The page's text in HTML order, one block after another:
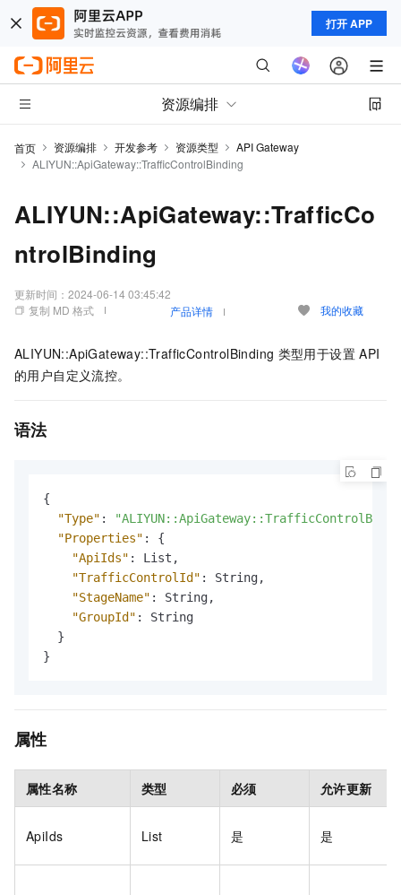
打开 APP
资源编排
首页 资源编排 开发参考 资源类型
API Gateway
ALIYUN::ApiGateway::TrafficControlBinding
ALIYUN::ApiGateway::TrafficCo
ntrolBinding
更新时间： 2024-06-14 03:45:42
复制 MD 格式
产品详情 我的收藏
ALIYUN::ApiGateway::TrafficControlBinding 类型用于设置 API
的用户自定义流控。
语法
{
"Type" :
"Properties" :
{
"ApiIds" : List ,
"TrafficControlId" : String,
"StageName" : String,
"GroupId" :
String
}
}
属性
属性名称 类型 必须 允许更新
ApiIds List 是 是